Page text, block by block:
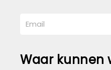
Waar kunnen